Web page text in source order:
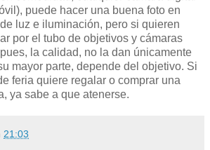
puede hacer una buena foto en
luz e iluminación, pero si quieren
por el tubo de objetivos y cámaras
la calidad, no la dan únicamente
mayor parte, depende del objetivo. Si
feria quiere regalar o comprar una
ya sabe a que atenerse.
21:03